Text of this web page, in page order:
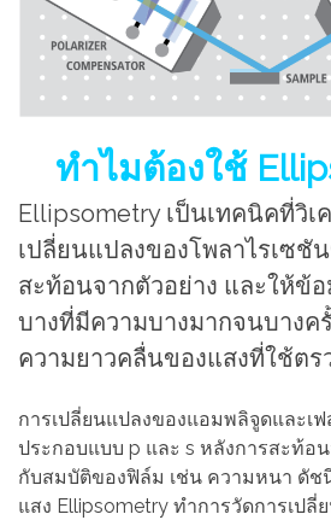
ทำไมต้องใช้
Ellipsometry เป็นเทคนิคที่วิเ
เปลี่ยนแปลงของโพลาไรเซชั
สะท้อนจากตัวอย่าง และให้ข้
บางที่มีความบางมากจนบางค
ความยาวคลื่นของแสงที่ใช้ตร
การเปลี่ยนแปลงของแอมพลิจูดและเ
ประกอบแบบ p และ s หลังการสะท้อ
กับสมบัติของฟิล์ม เช่น ความหนา ดัช
แสง Ellipsometry ทำการวัดการเป